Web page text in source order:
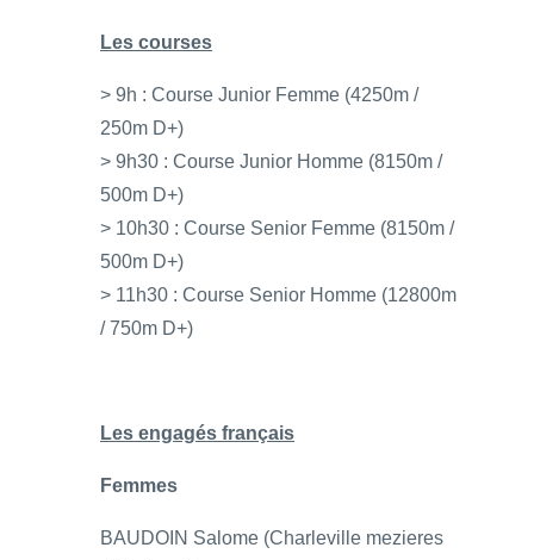
Les courses
> 9h : Course Junior Femme (4250m /
250m D+)
> 9h30 : Course Junior Homme (8150m /
500m D+)
> 10h30 : Course Senior Femme (8150m /
500m D+)
> 11h30 : Course Senior Homme (12800m
/ 750m D+)
Les engagés français
Femmes
BAUDOIN Salome (Charleville mezieres